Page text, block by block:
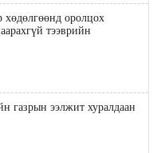
хөдөлгөөнд оролцох
тээврийн
ээлжит хуралдаан